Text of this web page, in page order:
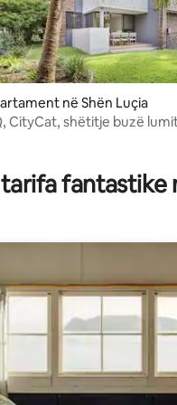
4,6 nga 5, 150 vlerësime
në Shën Luçia
CityCat, shëtitje buzë
fantastike